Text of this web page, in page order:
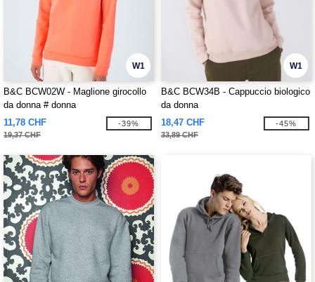
W1
B&C BCW02W - Maglione girocollo
da donna # donna
11,78 CHF
19,37 CHF
-39%
W1
B&C BCW34B - Cappuccio biologico
da donna
18,47 CHF
33,89 CHF
-45%